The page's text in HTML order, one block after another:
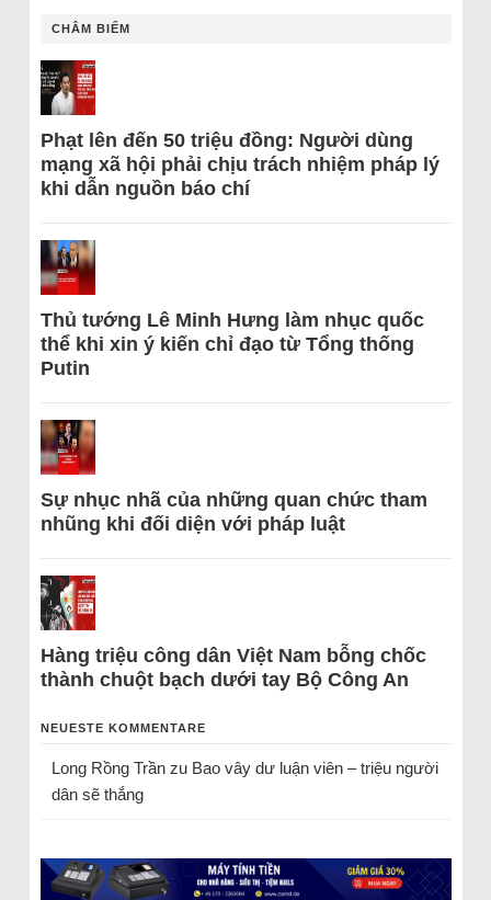
CHÂM BIẾM
Phạt lên đến 50 triệu đồng: Người dùng
mạng xã hội phải chịu trách nhiệm pháp lý
khi dẫn nguồn báo chí
Thủ tướng Lê Minh Hưng làm nhục quốc
thể khi xin ý kiến chỉ đạo từ Tổng thống
Putin
Sự nhục nhã của những quan chức tham
nhũng khi đối diện với pháp luật
Hàng triệu công dân Việt Nam bỗng chốc
thành chuột bạch dưới tay Bộ Công An
NEUESTE KOMMENTARE
Long Rồng Trầnzu Bao vây dư luận viên – triệu người
dân sẽ thắng